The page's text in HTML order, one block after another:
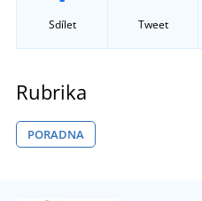
Sdílet Tweet
Rubrika
PORADNA